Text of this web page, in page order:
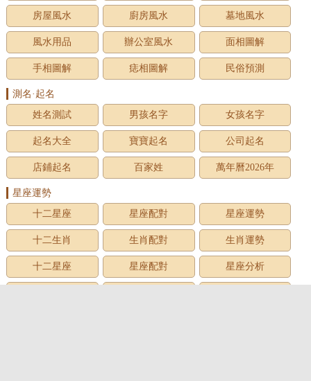
房屋風水 廚房風水 墓地風水
風水用品 辦公室風水 面相圖解
手相圖解 痣相圖解 民俗預測
測名·起名
姓名測試
男孩名字 女孩名字
起名大全 寶寶起名 公司起名
店鋪起名 百家姓 萬年曆2026年
星座運勢
十二星座
星座配對 星座運勢
十二生肖 生肖配對 生肖運勢
十二星座 星座配對 星座分析